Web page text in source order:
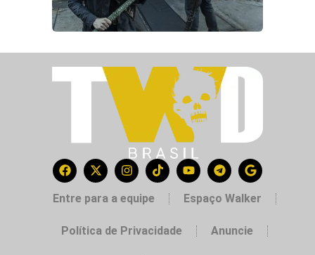
Entre para a equipe Espaço Walker
Política de Privacidade Anuncie